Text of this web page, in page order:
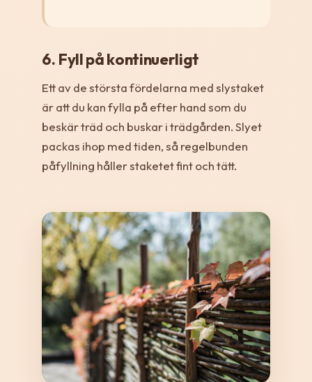
6. Fyll på kontinuerligt
Ett av de största fördelarna med slystaket
är att du kan fylla på efter hand som du
beskär träd och buskar i trädgården. Slyet
packas ihop med tiden, så regelbunden
påfyllning håller staketet fint och tätt.